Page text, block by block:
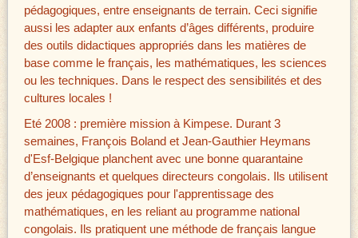
pédagogiques, entre enseignants de terrain. Ceci signifie
aussi les adapter aux enfants d’âges différents, produire
des outils didactiques appropriés dans les matières de
base comme le français, les mathématiques, les sciences
ou les techniques. Dans le respect des sensibilités et des
cultures locales !
Eté 2008 : première mission à Kimpese. Durant 3
semaines, François Boland et Jean-Gauthier Heymans
d'Esf-Belgique planchent avec une bonne quarantaine
d’enseignants et quelques directeurs congolais. Ils utilisent
des jeux pédagogiques pour l'apprentissage des
mathématiques, en les reliant au programme national
congolais. Ils pratiquent une méthode de français langue